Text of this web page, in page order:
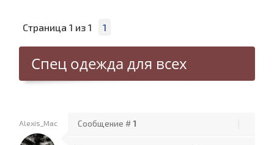
Страница 1 из 1 1
Спец одежда для всех
Alexis_Mac Сообщение #1